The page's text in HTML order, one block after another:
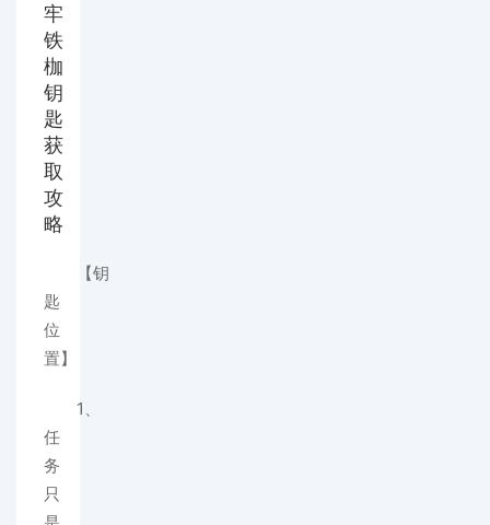
牢
铁
枷
钥
匙
获
取
攻
略
【钥
匙
位
置】
1、
任
务
只